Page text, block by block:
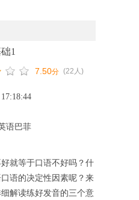
1
7.50分 (22人)
语巴菲
就等于口语不好吗？什
语的决定性因素呢？来
解读练好发音的三个意